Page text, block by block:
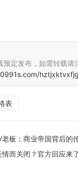
定发布，如需转载请
表
板：商业帝国背后的
而关闭？官方回应来